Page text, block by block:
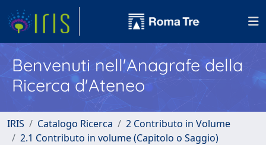
Benvenuti nell'Anagrafe della
Ricerca d'Ateneo
IRIS Catalogo Ricerca
2 Contributo in Volume
2.1 Contributo in volume (Capitolo o Saggio)